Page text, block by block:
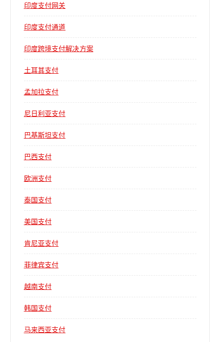
印度支付网关
印度支付通道
印度跨境支付解决方案
土耳其支付
孟加拉支付
尼日利亚支付
巴基斯坦支付
巴西支付
欧洲支付
泰国支付
美国支付
肯尼亚支付
菲律宾支付
越南支付
韩国支付
马来西亚支付